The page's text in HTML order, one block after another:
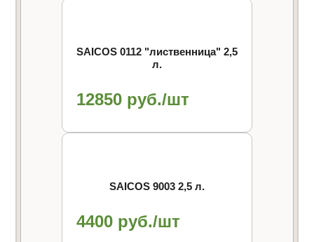
SAICOS 0112 "лиственница" 2,5
л.
12850 руб./шт
SAICOS 9003 2,5 л.
4400 руб./шт